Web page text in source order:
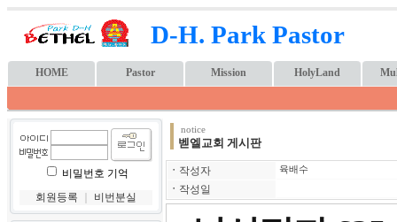
D-H. Park Pastor
HOME Pastor Mission HolyLand
비밀번호 기억
회원등록
비번분실
notice
벧엘교회 게시판
ㆍ 작성자 육배수
ㆍ 작성일